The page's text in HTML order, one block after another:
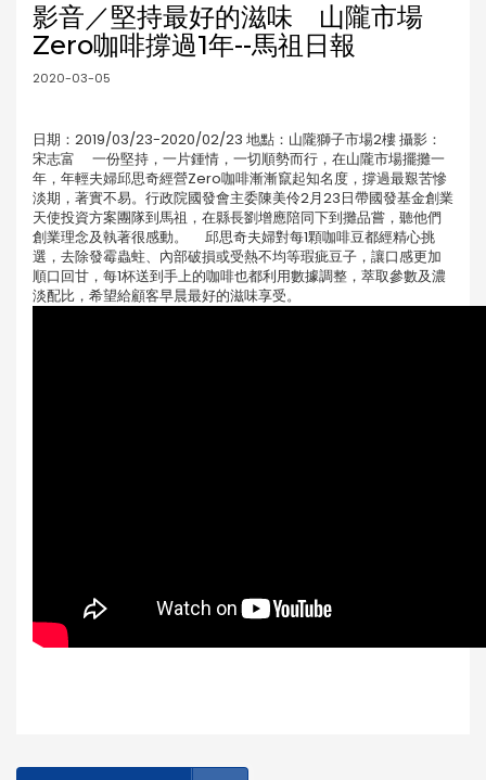
影音／堅持最好的滋味 山隴市場
Zero咖啡撐過1年--馬祖日報
2020-03-05
日期：2019/03/23-2020/02/23 地點：山隴獅子市場2樓 攝影：
宋志富 一份堅持，一片鍾情，一切順勢而行，在山隴市場擺攤一
年，年輕夫婦邱思奇經營Zero咖啡漸漸竄起知名度，撐過最艱苦慘
淡期，著實不易。行政院國發會主委陳美伶2月23日帶國發基金創業
天使投資方案團隊到馬祖，在縣長劉增應陪同下到攤品嘗，聽他們
創業理念及執著很感動。 邱思奇夫婦對每1顆咖啡豆都經精心挑
選，去除發霉蟲蛀、內部破損或受熱不均等瑕疵豆子，讓口感更加
順口回甘，每1杯送到手上的咖啡也都利用數據調整，萃取參數及濃
淡配比，希望給顧客早晨最好的滋味享受。